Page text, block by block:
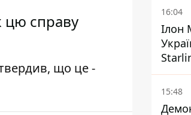
цю справу
що це -
16:04
Ілон
15:48